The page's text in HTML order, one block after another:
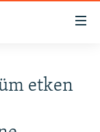
etken